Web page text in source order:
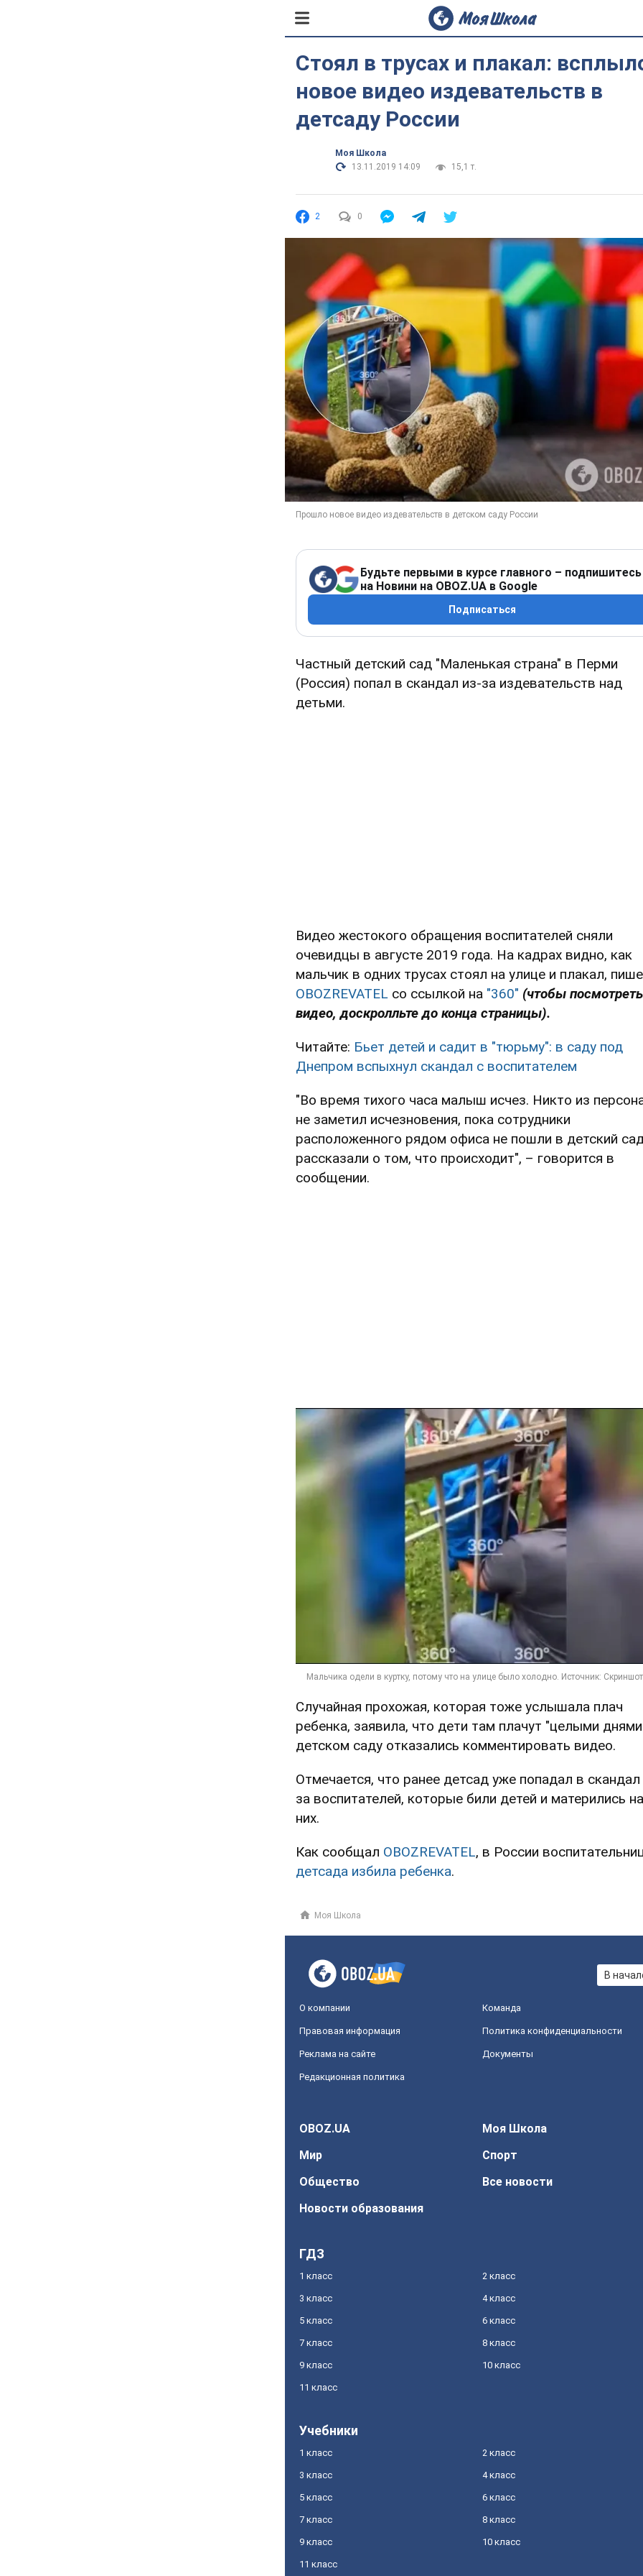
Стоял в трусах и плакал:
новое видео издевательств в
детсаду России
Моя Школа
13.11.2019 14:09
15,1 т.
2 0
Будьте первыми в курсе главного – подпишитесь
на Новини на OBOZ.UA в Google
Подписаться
Частный детский сад "Маленькая страна" в Перми
(Россия) попал в скандал из-за издевательств над
детьми.
Видео жестокого обращения воспитателей сняли
очевидцы в августе 2019 года. На кадрах видно, как
мальчик в одних трусах стоял на улице и плакал,
OBOZREVATEL со ссылкой на "360" (чтобы посмотреть
видео, доскролльте до конца страницы).
Читайте: Бьет детей и садит в "тюрьму": в саду под
Днепром вспыхнул скандал с воспитателем
"Во время тихого часа малыш исчез. Никто из
не заметил исчезновения, пока сотрудники
расположенного рядом офиса не пошли в детский
рассказали о том, что происходит", – говорится в
сообщении.
Случайная прохожая, которая тоже услышала плач
ребенка, заявила, что дети там плачут "целыми
детском саду отказались комментировать видео.
Отмечается, что ранее детсад уже попадал в
за воспитателей, которые били детей и матерились на
них.
Как сообщал OBOZREVATEL, в России
детсада избила ребенка.
Моя Школа
В
О компании Команда
Правовая информация Политика конфиденциальности
Реклама на сайте Документы
Редакционная политика
OBOZ.UA
Моя Школа
Мир
Спорт
Общество
Все новости
Новости образования
ГДЗ
1 класс 2 класс
3 класс 4 класс
5 класс 6 класс
7 класс 8 класс
9 класс 10 класс
11 класс
Учебники
1 класс 2 класс
3 класс 4 класс
5 класс 6 класс
7 класс 8 класс
9 класс 10 класс
11 класс